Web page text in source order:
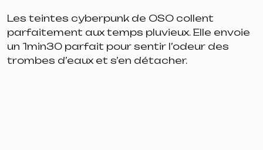
Les teintes cyberpunk de OSO collent
parfaitement aux temps pluvieux. Elle envoie
un 1min30 parfait pour sentir l’odeur des
trombes d’eaux et s’en détacher.